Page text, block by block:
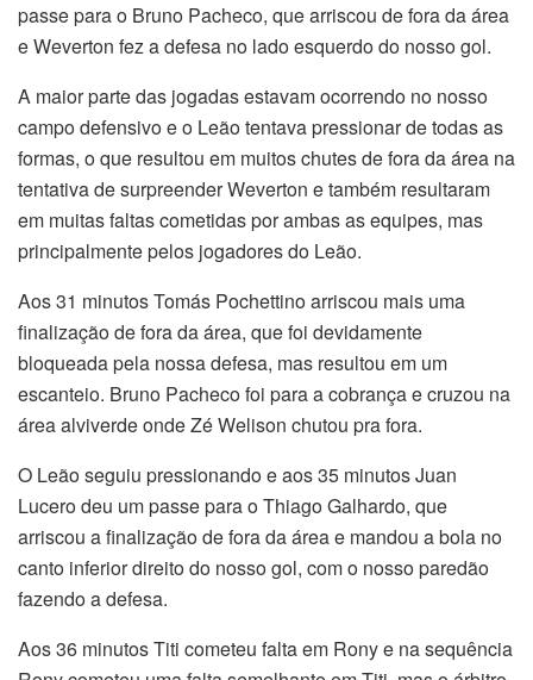
passe para o Bruno Pacheco, que arriscou de fora da área
e Weverton fez a defesa no lado esquerdo do nosso gol.
A maior parte das jogadas estavam ocorrendo no nosso
campo defensivo e o Leão tentava pressionar de todas as
formas, o que resultou em muitos chutes de fora da área na
tentativa de surpreender Weverton e também resultaram
em muitas faltas cometidas por ambas as equipes, mas
principalmente pelos jogadores do Leão.
Aos 31 minutos Tomás Pochettino arriscou mais uma
finalização de fora da área, que foi devidamente
bloqueada pela nossa defesa, mas resultou em um
escanteio. Bruno Pacheco foi para a cobrança e cruzou na
área alviverde onde Zé Welison chutou pra fora.
O Leão seguiu pressionando e aos 35 minutos Juan
Lucero deu um passe para o Thiago Galhardo, que
arriscou a finalização de fora da área e mandou a bola no
canto inferior direito do nosso gol, com o nosso paredão
fazendo a defesa.
Aos 36 minutos Titi cometeu falta em Rony e na sequência